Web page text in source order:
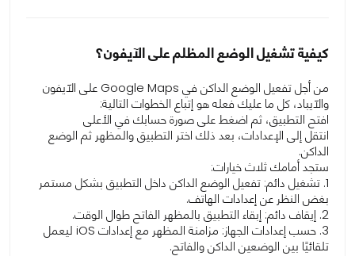
كيفية تشغيل الوضع المظلم على الآيفون؟
من أجل تفعيل الوضع الداكن في Google Maps على الآيفون
والآيباد، كل ما عليك فعله هو إتباع الخطوات التالية:
افتح التطبيق، ثم اضغط على صورة حسابك في الأعلى
انتقل إلى الإعدادات، بعد ذلك اختر التطبيق والمظهر ثم الوضع
الداكن.
ستجد أمامك ثلاث خيارات:
1. تشغيل دائم: تفعيل الوضع الداكن داخل التطبيق بشكل مستمر
بغض النظر عن إعدادات الهاتف.
2. إيقاف دائم: إبقاء التطبيق بالمظهر الفاتح طوال الوقت.
3. حسب إعدادات الجهاز: مزامنة المظهر مع إعدادات iOS ليعمل
تلقائيًا بين الوضعين الداكن والفاتح.